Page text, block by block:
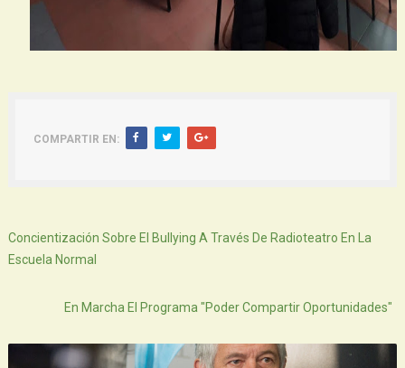
COMPARTIR EN:
Concientización Sobre El Bullying A Través De Radioteatro En La
Escuela Normal
En Marcha El Programa "Poder Compartir Oportunidades"